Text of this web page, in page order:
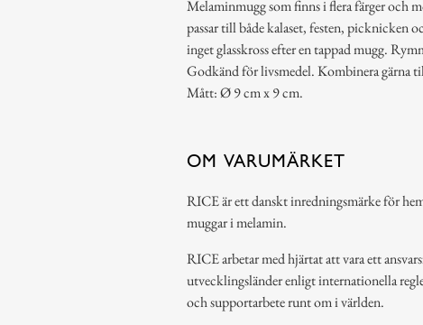
Melaminmugg som finns i flera färger och
passar till både kalaset, festen, picknicken
inget glasskross efter en tappad mugg.
Godkänd för livsmedel. Kombinera gärna
Mått: Ø 9 cm x 9 cm.
OM VARUMÄRKET
RICE är ett danskt inredningsmärke för
muggar i melamin.
RICE arbetar med hjärtat att vara ett
utvecklingsländer enligt internationella
och supportarbete runt om i världen.